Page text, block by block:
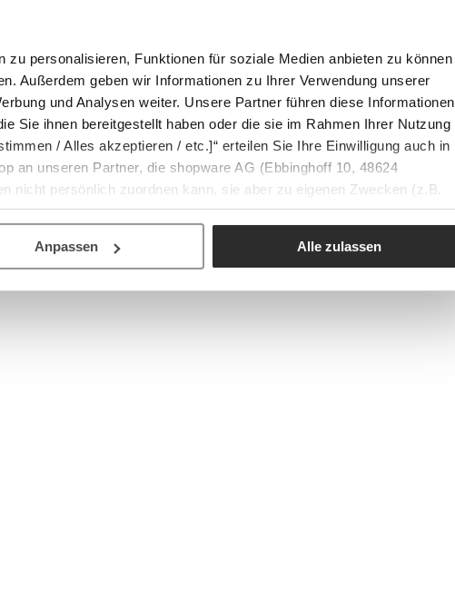
zu personalisieren, Funktionen für soziale Medien anbieten zu können
Außerdem geben wir Informationen zu Ihrer Verwendung unserer
und Analysen weiter. Unsere Partner führen diese Informationen
Sie ihnen bereitgestellt haben oder die sie im Rahmen Ihrer Nutzung
/ Alles akzeptieren / etc.]“ erteilen Sie Ihre Einwilligung auch in
an unseren Partner, die shopware AG (Ebbinghoff 10, 48624
nicht persönlich zuordnen kann, sie aber zu eigenen Zwecken (z.B.
verarbeiten darf.
Anpassen Alle zulassen